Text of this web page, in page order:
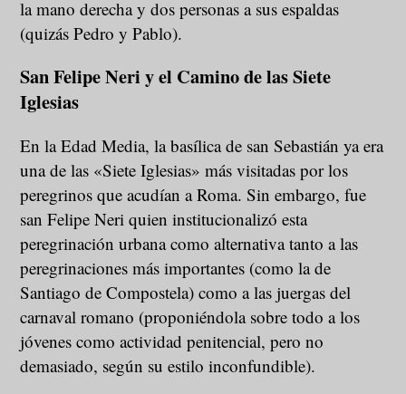
la mano derecha y dos personas a sus espaldas
(quizás Pedro y Pablo).
San Felipe Neri y el Camino de las Siete
Iglesias
En la Edad Media, la basílica de san Sebastián ya era
una de las «Siete Iglesias» más visitadas por los
peregrinos que acudían a Roma. Sin embargo, fue
san Felipe Neri quien institucionalizó esta
peregrinación urbana como alternativa tanto a las
peregrinaciones más importantes (como la de
Santiago de Compostela) como a las juergas del
carnaval romano (proponiéndola sobre todo a los
jóvenes como actividad penitencial, pero no
demasiado, según su estilo inconfundible).